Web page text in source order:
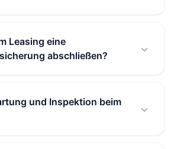
Leasing eine
abschließen?
und Inspektion beim